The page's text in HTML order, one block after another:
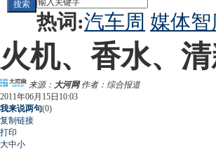
热词:汽车周 媒体智
火机、香水、
来源： 大河网作者：综合报道
2011年06月15日10:03
我来说两句(0)
复制链接
打印
大中小